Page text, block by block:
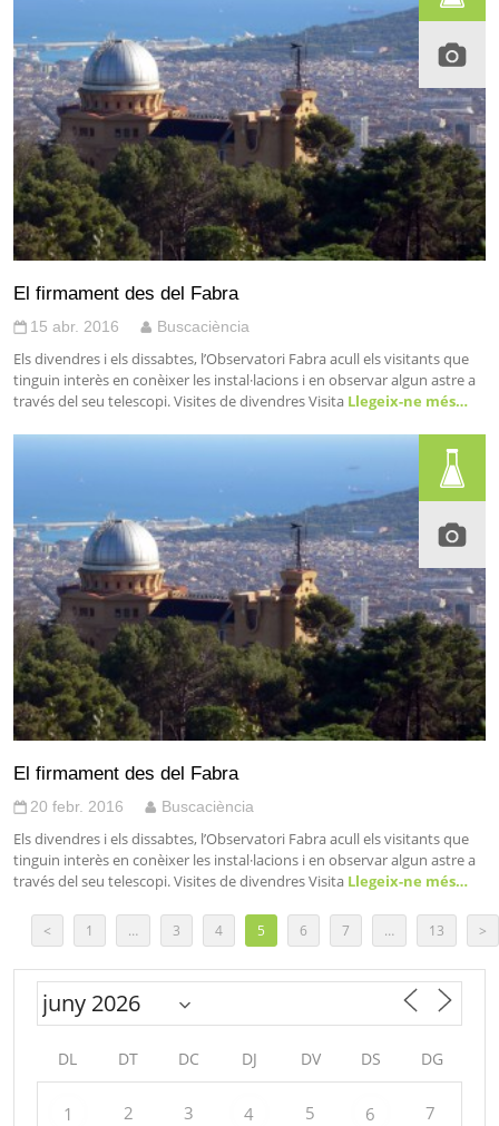
El firmament des del Fabra
15 abr. 2016 Buscaciència
Els divendres i els dissabtes, l’Observatori Fabra acull els visitants que
tinguin interès en conèixer les instal·lacions i en observar algun astre a
través del seu telescopi. Visites de divendres Visita Llegeix-ne més…
El firmament des del Fabra
20 febr. 2016 Buscaciència
Els divendres i els dissabtes, l’Observatori Fabra acull els visitants que
tinguin interès en conèixer les instal·lacions i en observar algun astre a
través del seu telescopi. Visites de divendres Visita Llegeix-ne més…
< 1 … 3 4 5 6 7 … 13 >
DL DT DC DJ DV DS DG
1 2 3 4 5 6 7